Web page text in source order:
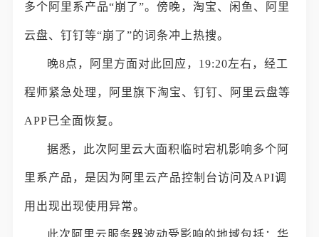
多个阿里系产品“崩了”。傍晚，淘宝、闲鱼、阿里
云盘、钉钉等“崩了”的词条冲上热搜。
晚8点，阿里方面对此回应，19:20左右，经工
程师紧急处理，阿里旗下淘宝、钉钉、阿里云盘等
APP已全面恢复。
据悉，此次阿里云大面积临时宕机影响多个阿
里系产品，是因为阿里云产品控制台访问及API调
用出现出现使用异常。
此次阿里云服务器波动受影响的地域包括：华